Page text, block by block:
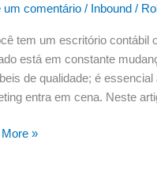
um comentário / Inbound /
tem um escritório contábil
está em constante
de qualidade; é
entra em cena. Neste
»